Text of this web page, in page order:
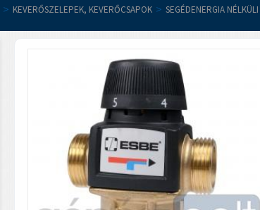
> KEVERŐSZELEPEK, KEVERŐCSAPOK > SEGÉDENERGIA NÉLKÜLI